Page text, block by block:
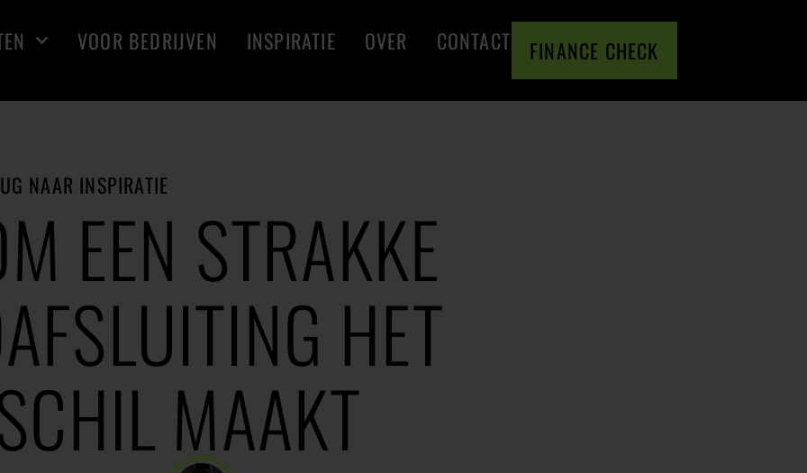
VOOR BEDRIJVEN INSPIRATIE OVER CONTACT FINANCE CHECK
NAAR INSPIRATIE
EEN STRAKKE
HET
MAAKT